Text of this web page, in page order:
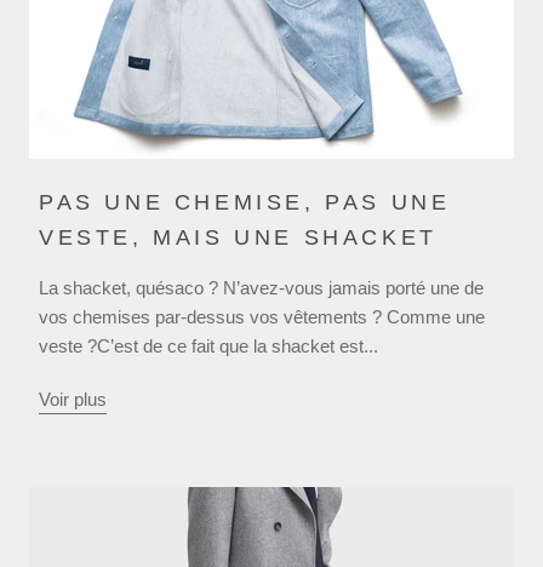
PAS UNE CHEMISE, PAS UNE
VESTE, MAIS UNE SHACKET
La shacket, quésaco ? N’avez-vous jamais porté une de
vos chemises par-dessus vos vêtements ? Comme une
veste ?C’est de ce fait que la shacket est...
Voir plus